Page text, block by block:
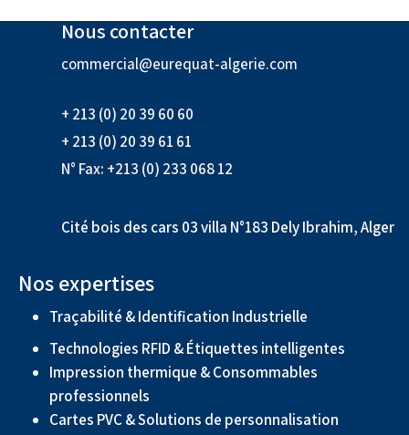
Nous contacter
commercial@eurequat-algerie.com
+ 213 (0) 20 39 60 60
+ 213 (0) 20 39 61 61
N° Fax: +213 (0) 233 068 12
Cité bois des cars 03 villa N°183 Dely Ibrahim, Alger
Nos expertises
Traçabilité & Identification Industrielle
Technologies RFID & Étiquettes intelligentes
Impression thermique & Consommables
professionnels
Cartes PVC & Solutions de personnalisation